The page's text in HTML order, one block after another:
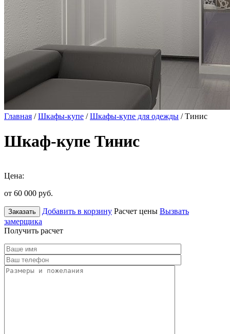
Главная /Шкафы-купе /Шкафы-купе для одежды / Тинис
Шкаф-купе Тинис
Цена:
от 60 000 руб.
Заказать Добавить в корзину Расчет цены Вызвать
замерщика
Получить расчет